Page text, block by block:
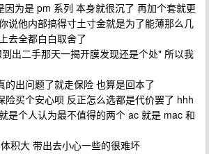
因为是 pm 系列 本身就很沉了 再加个套就更
说他内部搞得寸土寸金就是为了能薄那么几
去全都白白取舍了
出二手那天一揭开膜发现还是个处" 所以我
的出问题了就走保险 也算是回本了
险买个安心呗 反正怎么选都是代价罢了 hhh
是个人认为最不值得的两个 ac 就是 mac 和
积大 带出去小心一些的很难坏